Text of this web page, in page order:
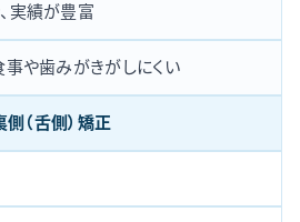
実績が豊富
事や歯みがきがしにくい
側（舌側）矯正